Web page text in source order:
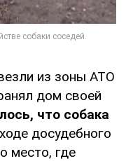
из зоны АТО
дом своей
что собака
досудебного
место, где